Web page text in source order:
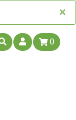
×
×
0